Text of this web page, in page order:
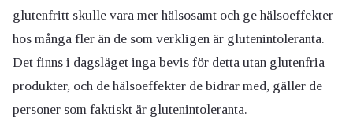
glutenfritt skulle vara mer hälsosamt och ge hälsoeffekter
hos många fler än de som verkligen är glutenintoleranta.
Det finns i dagsläget inga bevis för detta utan glutenfria
produkter, och de hälsoeffekter de bidrar med, gäller de
personer som faktiskt är glutenintoleranta.